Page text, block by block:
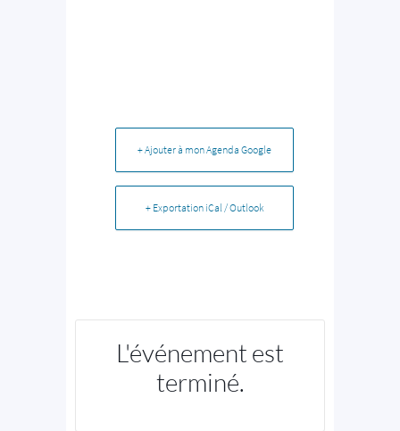
+ Ajouter à mon Agenda Google
+ Exportation iCal / Outlook
L'événement est
terminé.